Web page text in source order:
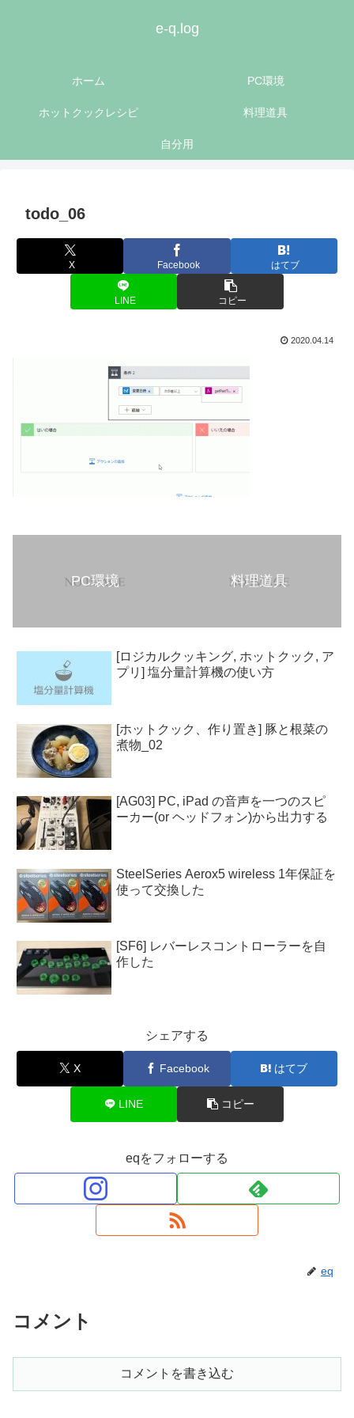
e-q.log
ホーム PC環境
ホットクックレシピ 料理道具
自分用
todo_06
X Facebook はてブ
LINE コピー
2020.04.14
PC環境 料理道具
[ロジカルクッキング, ホットクック, ア
プリ] 塩分量計算機の使い方
[ホットクック、作り置き] 豚と根菜の
煮物_02
[AG03] PC, iPad の音声を一つのスピ
ーカー(or ヘッドフォン)から出力する
SteelSeries Aerox5 wireless 1年保証を
使って交換した
[SF6] レバーレスコントローラーを自
作した
シェアする
X Facebook はてブ
LINE コピー
eqをフォローする
eq
コメント
コメントを書き込む